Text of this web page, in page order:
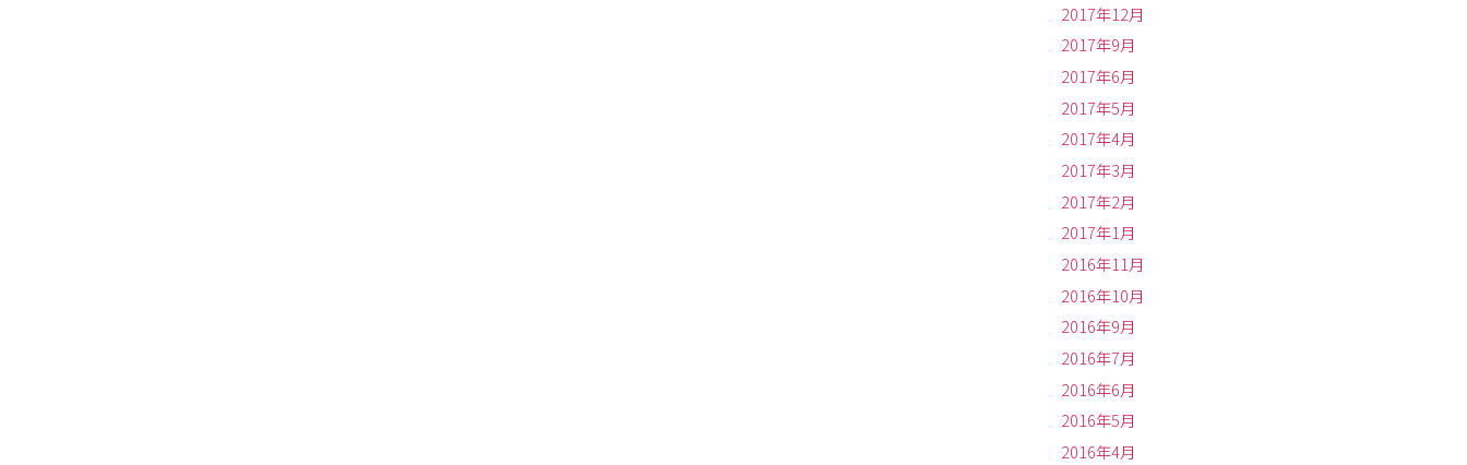
2017年12月
2017年9月
2017年6月
2017年5月
2017年4月
2017年3月
2017年2月
2017年1月
2016年11月
2016年10月
2016年9月
2016年7月
2016年6月
2016年5月
2016年4月